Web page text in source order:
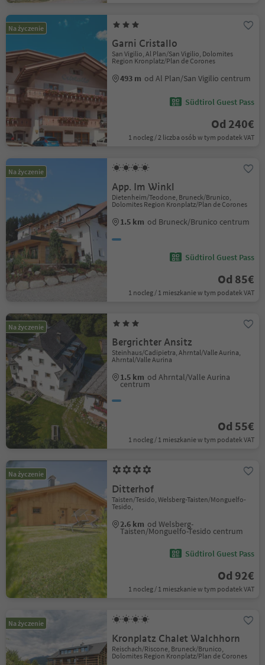
Na życzenie
Garni Cristallo
San Vigilio, Al Plan/San Vigilio, Dolomites
Region Kronplatz/Plan de Corones
493 m od Al Plan/San Vigilio centrum
Südtirol Guest Pass
Od 240€
1 nocleg / 2 liczba osób w tym podatek VAT
Na życzenie
App. Im Winkl
Dietenheim/Teodone, Bruneck/Brunico,
Dolomites Region Kronplatz/Plan de Corones
1.5 km od Bruneck/Brunico centrum
Südtirol Guest Pass
Od 85€
1 nocleg / 1 mieszkanie w tym podatek VAT
Na życzenie
Bergrichter Ansitz
Steinhaus/Cadipietra, Ahrntal/Valle Aurina,
Ahrntal/Valle Aurina
1.5 km od Ahrntal/Valle Aurina
centrum
Od 55€
1 nocleg / 1 mieszkanie w tym podatek VAT
Na życzenie
Ditterhof
Taisten/Tesido, Welsberg-Taisten/Monguelfo-
Tesido,
2.6 km od Welsberg-
Taisten/Monguelfo-Tesido centrum
Südtirol Guest Pass
Od 92€
1 nocleg / 1 mieszkanie w tym podatek VAT
Na życzenie
Kronplatz Chalet Walchhorn
Reischach/Riscone, Bruneck/Brunico,
Dolomites Region Kronplatz/Plan de Corones